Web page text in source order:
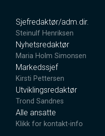
Sjefredaktør/adm.dir.
Steinulf Henriksen
Nyhetsredaktør
Maria Holm Simonsen
Markedssjef
Kirsti Pettersen
Utviklingsredaktør
Trond Sandnes
Alle ansatte
Klikk for kontakt-info